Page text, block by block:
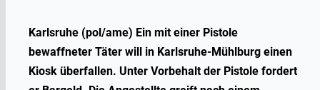
Karlsruhe (pol/ame) Ein mit einer Pistole
bewaffneter Täter will in Karlsruhe-Mühlburg einen
Kiosk überfallen. Unter Vorbehalt der Pistole fordert